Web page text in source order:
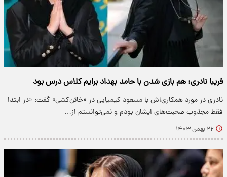
فریبا نادری: هم بازی شدن با حامد بهداد برایم کلاس درس بود
نادری در مورد همکاری‌اش با مسعود کیمیایی در «خائن‌کشی» گفت: «در ابتدا
فقط مجذوب صحبت‌های ایشان بودم و نمی‌توانستم از…
۲۲ بهمن ۱۴۰۳